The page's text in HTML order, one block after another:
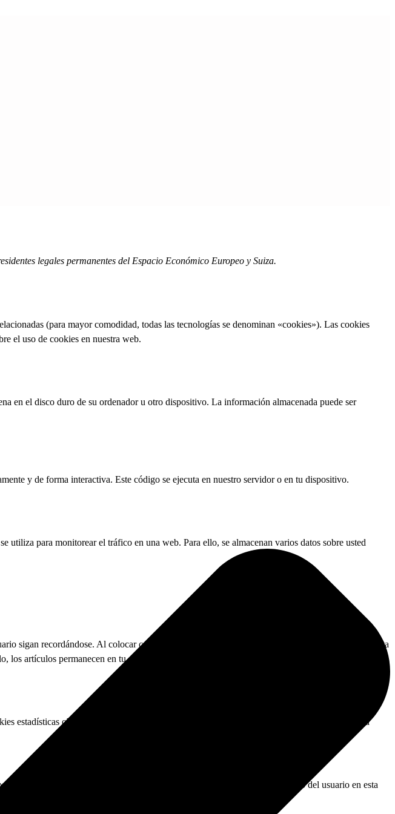
legales permanentes del Espacio Económico Europeo y Suiza.
(para mayor comodidad, todas las tecnologías se denominan «cookies»). Las cookies
el uso de cookies en nuestra web.
en el disco duro de su ordenador u otro dispositivo. La información almacenada puede ser
y de forma interactiva. Este código se ejecuta en nuestro servidor o en tu dispositivo.
para monitorear el tráfico en una web. Para ello, se almacenan varios datos sobre usted
sigan recordándose. Al colocar cookies funcionales, te facilitamos la visita a nuestra web. De esta
artículos permanecen en tu cesta de la compra hasta que hayas pagado. Podemos colocar estas
estadísticas obtenemos información sobre el uso de nuestra web. Te pedimos tu permiso para
crear perfiles de usuario para mostrar publicidad o para hacer el seguimiento del usuario en esta